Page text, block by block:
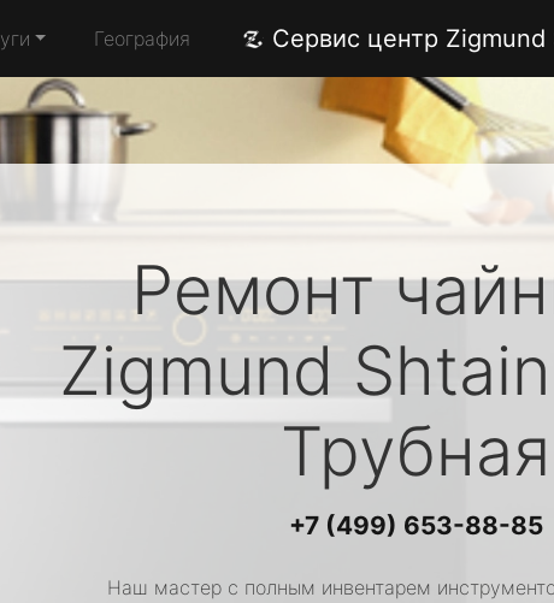
География Сервис центр Zigmund
Ремонт
Zigmund Shtain
Трубная
+7 (499) 653-88-85
Наш мастер с полным инвентарем